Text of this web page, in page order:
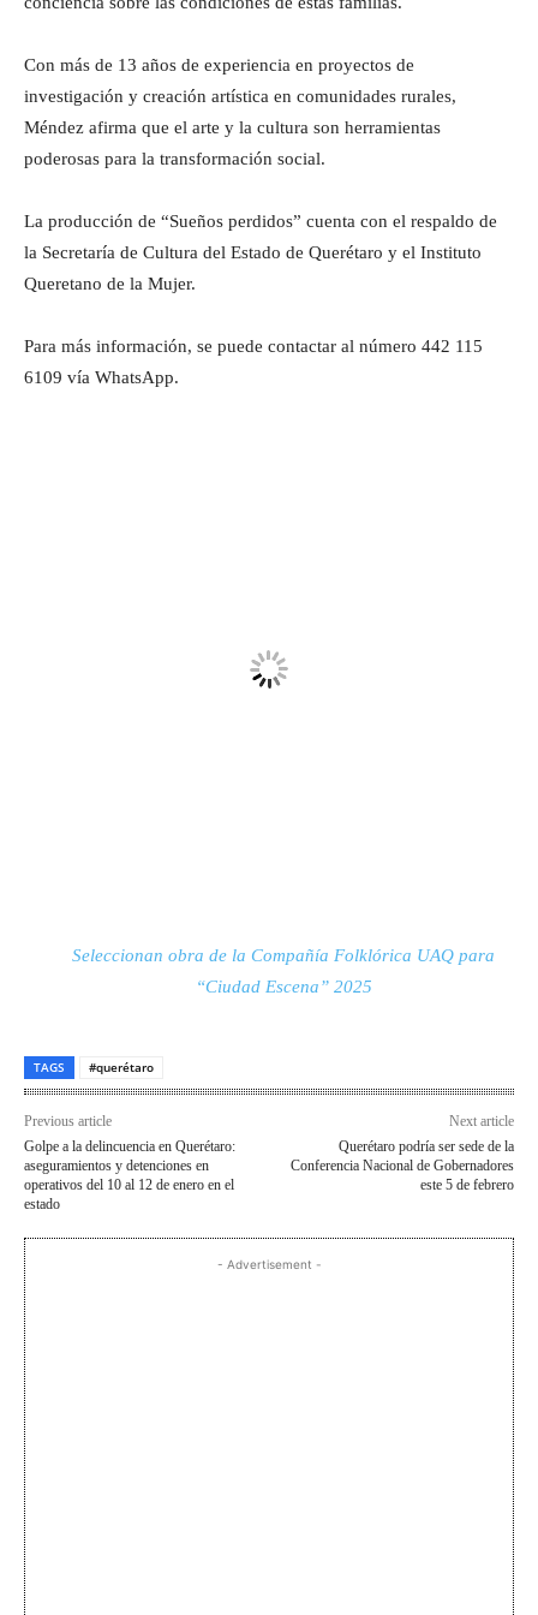
Con más de 13 años de experiencia en proyectos de
investigación y creación artística en comunidades rurales,
Méndez afirma que el arte y la cultura son herramientas
poderosas para la transformación social.
La producción de “Sueños perdidos” cuenta con el respaldo de
la Secretaría de Cultura del Estado de Querétaro y el Instituto
Queretano de la Mujer.
Para más información, se puede contactar al número 442 115
6109 vía WhatsApp.
Seleccionan obra de la Compañía Folklórica UAQ para
“Ciudad Escena” 2025
TAGS #querétaro
Previous article
Golpe a la delincuencia en Querétaro:
aseguramientos y detenciones en
operativos del 10 al 12 de enero en el
estado
Next article
Querétaro podría ser sede de la
Conferencia Nacional de Gobernadores
este 5 de febrero
- Advertisement -